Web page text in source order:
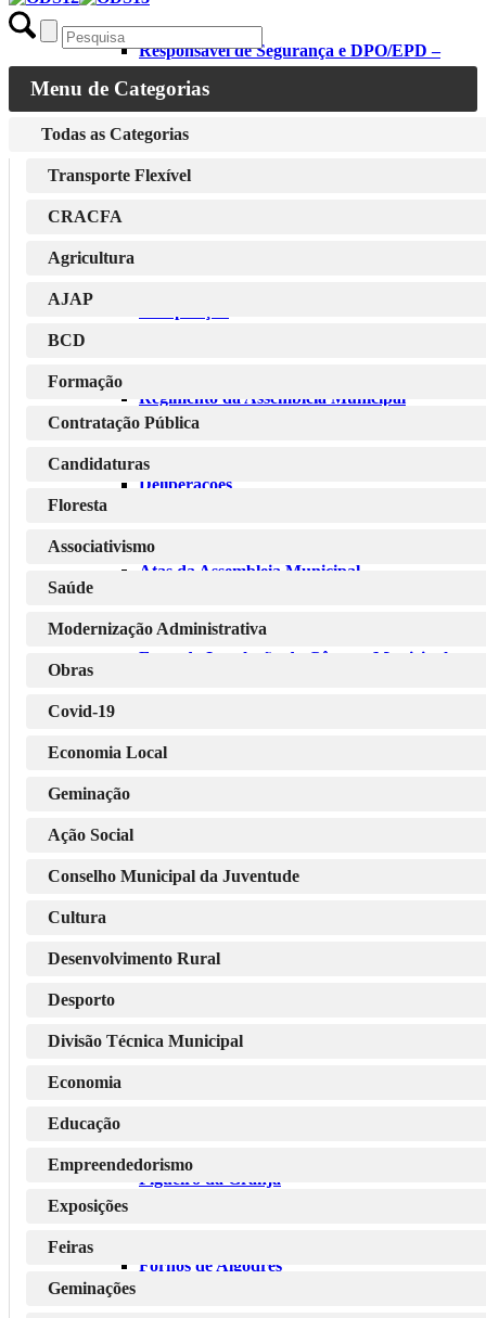
Responsável de Segurança e DPO/EPD –
RGPD
Assembleia Municipal
Regimento da Assembleia Municipal
Deliberações
Atas da Assembleia Municipal
Fotos da Instalação da Câmara Municipal e
Assembleia Municipal
Freguesias
Figueiró da Granja
Fornos de Algodres
Menu de Categorias
Todas as Categorias
Transporte Flexível
CRACFA
Agricultura
AJAP
BCD
Formação
Contratação Pública
Candidaturas
Floresta
Associativismo
Saúde
Modernização Administrativa
Obras
Covid-19
Economia Local
Geminação
Ação Social
Conselho Municipal da Juventude
Cultura
Desenvolvimento Rural
Desporto
Divisão Técnica Municipal
Economia
Educação
Empreendedorismo
Exposições
Feiras
Geminações